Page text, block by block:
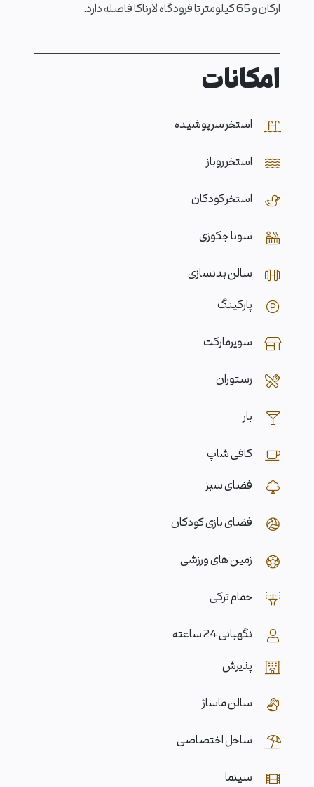
ارکان و 65 کیلومتر تا فرودگاه لارناکا فاصله دارد.
امکانات
استخر سر پوشیده
استخر روباز
استخر کودکان
سونا جکوزی
سالن بدنسازی
پارکینگ
سوپرمارکت
رستوران
بار
کافی شاپ
فضای سبز
فضای بازی کودکان
زمین های ورزشی
حمام ترکی
نگهبانی 24 ساعته
پذیرش
سالن ماساژ
ساحل اختصاصی
سینما